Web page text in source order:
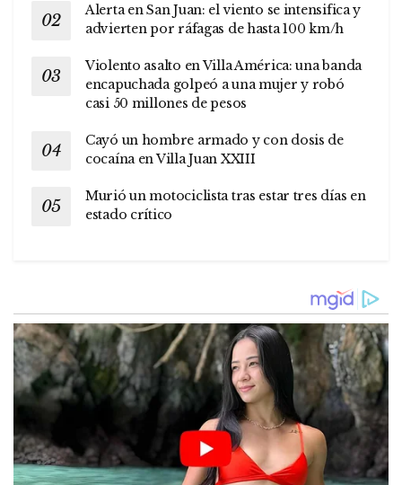
Alerta en San Juan: el viento se intensifica y
advierten por ráfagas de hasta 100 km/h
Violento asalto en Villa América: una banda
encapuchada golpeó a una mujer y robó
casi 50 millones de pesos
Cayó un hombre armado y con dosis de
cocaína en Villa Juan XXIII
Murió un motociclista tras estar tres días en
estado crítico